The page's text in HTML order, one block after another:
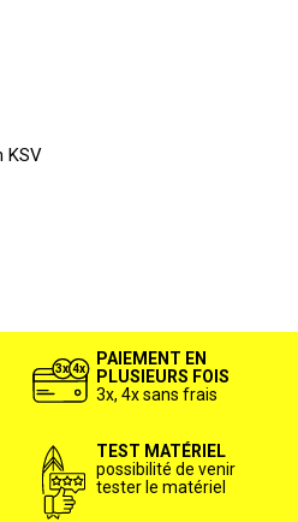
KSV
PAIEMENT EN
PLUSIEURS FOIS
3x, 4x sans frais
TEST MATÉRIEL
possibilité de venir
tester le matériel